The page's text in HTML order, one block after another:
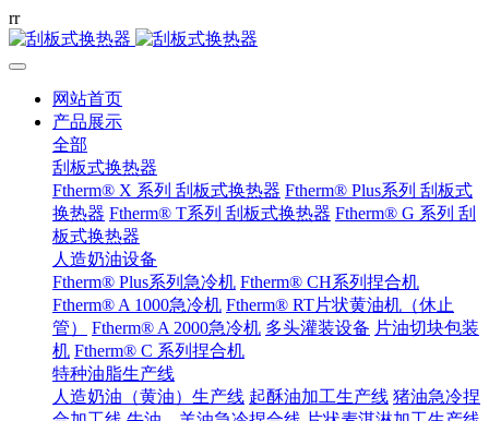
rr
网站首页
产品展示
全部
刮板式换热器
Ftherm® X 系列 刮板式换热器 Ftherm® Plus系列 刮板式
换热器 Ftherm® T系列 刮板式换热器 Ftherm® G 系列 刮
板式换热器
人造奶油设备
Ftherm® Plus系列急冷机 Ftherm® CH系列捏合机
Ftherm® A 1000急冷机 Ftherm® RT片状黄油机（休止
管）
Ftherm® A 2000急冷机 多头灌装设备 片油切块包装
机 Ftherm® C 系列捏合机
特种油脂生产线
人造奶油（黄油）生产线 起酥油加工生产线 猪油急冷捏